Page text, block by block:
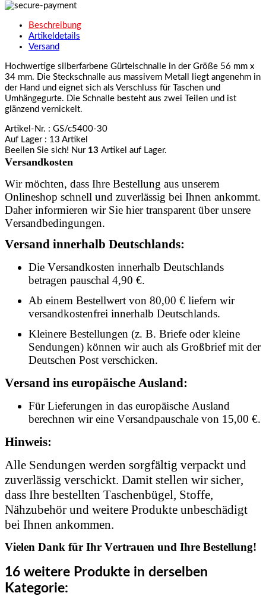
Beschreibung
Artikeldetails
Versand
Hochwertige silberfarbene Gürtelschnalle in der Größe 56 mm x
34 mm. Die Steckschnalle aus massivem Metall liegt angenehm in
der Hand und eignet sich als Verschluss für Taschen und
Umhängegurte. Die Schnalle besteht aus zwei Teilen und ist
glänzend vernickelt.
Artikel-Nr. : GS/c5400-30
Auf Lager : 13 Artikel
Beeilen Sie sich! Nur 13 Artikel auf Lager.
Versandkosten
Wir möchten, dass Ihre Bestellung aus unserem
Onlineshop schnell und zuverlässig bei Ihnen ankommt.
Daher informieren wir Sie hier transparent über unsere
Versandbedingungen.
Versand innerhalb Deutschlands:
Die Versandkosten innerhalb Deutschlands
betragen pauschal 4,90 €.
Ab einem Bestellwert von 80,00 € liefern wir
versandkostenfrei innerhalb Deutschlands.
Kleinere Bestellungen (z. B. Briefe oder kleine
Sendungen) können wir auch als Großbrief mit der
Deutschen Post verschicken.
Versand ins europäische Ausland:
Für Lieferungen in das europäische Ausland
berechnen wir eine Versandpauschale von 15,00 €.
Hinweis:
Alle Sendungen werden sorgfältig verpackt und
zuverlässig verschickt. Damit stellen wir sicher,
dass Ihre bestellten Taschenbügel, Stoffe,
Nähzubehör und weitere Produkte unbeschädigt
bei Ihnen ankommen.
Vielen Dank für Ihr Vertrauen und Ihre Bestellung!
16 weitere Produkte in derselben
Kategorie: